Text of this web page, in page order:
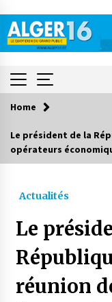
content
Le saviez
Home
Le président de la
opérateurs
Actualités
Le
réunion